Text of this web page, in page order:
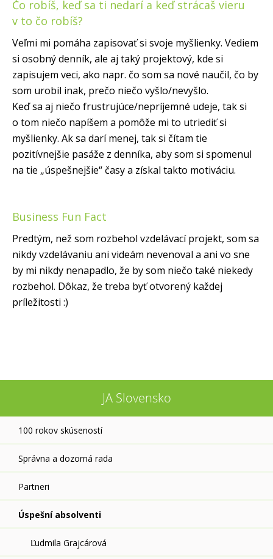
Čo robíš, keď sa ti nedarí a keď strácaš vieru
v to čo robíš?
Veľmi mi pomáha zapisovať si svoje myšlienky. Vediem
si osobný denník, ale aj taký projektový, kde si
zapisujem veci, ako napr. čo som sa nové naučil, čo by
som urobil inak, prečo niečo vyšlo/nevyšlo.
Keď sa aj niečo frustrujúce/nepríjemné udeje, tak si
o tom niečo napíšem a pomôže mi to utriediť si
myšlienky. Ak sa darí menej, tak si čítam tie
pozitívnejšie pasáže z denníka, aby som si spomenul
na tie „úspešnejšie“ časy a získal takto motiváciu.
Business Fun Fact
Predtým, než som rozbehol vzdelávací projekt, som sa
nikdy vzdelávaniu ani videám nevenoval a ani vo sne
by mi nikdy nenapadlo, že by som niečo také niekedy
rozbehol. Dôkaz, že treba byť otvorený každej
príležitosti :)
JA Slovensko
100 rokov skúseností
Správna a dozorná rada
Partneri
Úspešní absolventi
Ľudmila Grajcárová